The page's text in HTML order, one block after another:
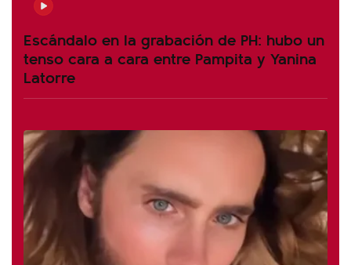
Escándalo en la grabación de PH: hubo un
tenso cara a cara entre Pampita y Yanina
Latorre